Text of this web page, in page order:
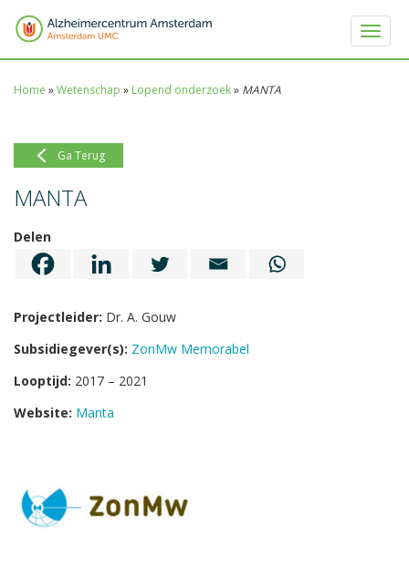
Toggle
Home »Wetenschap » Lopend onderzoek» MANTA
Ga Terug
MANTA
Delen
Projectleider: Dr. A. Gouw
Subsidiegever(s): ZonMw Memorabel
Looptijd: 2017 – 2021
Website: Manta